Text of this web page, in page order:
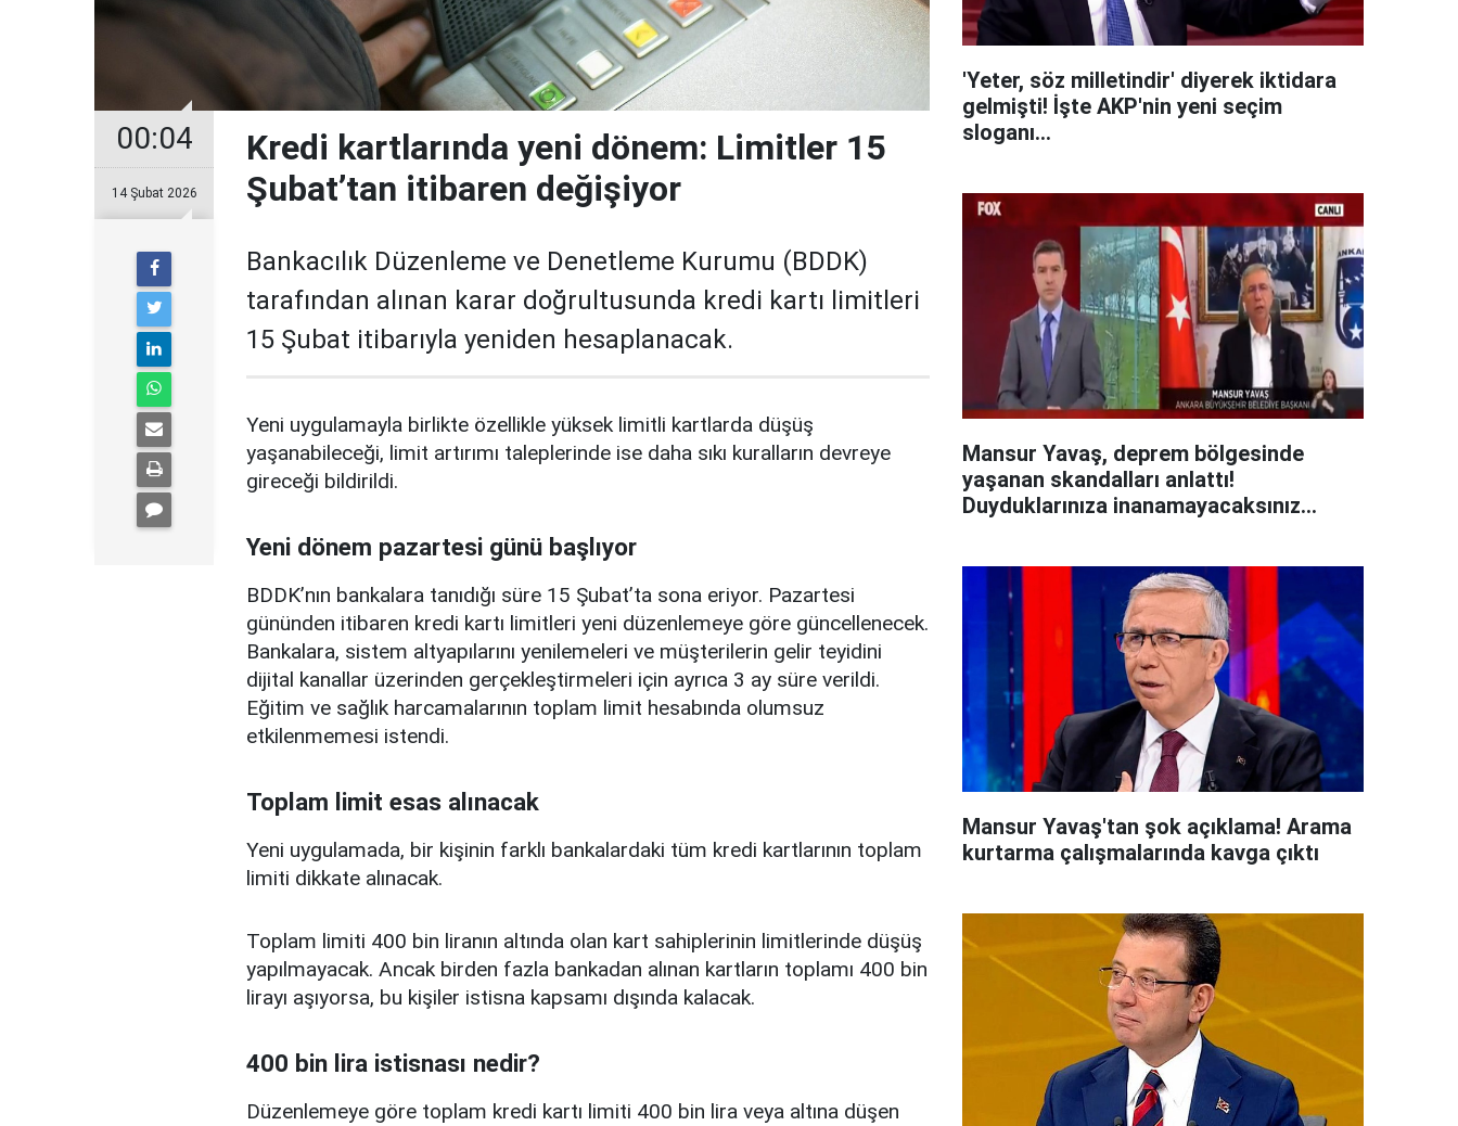
00:04
14 Şubat 2026
Kredi kartlarında yeni dönem: Limitler 15
Şubat’tan itibaren değişiyor
Bankacılık Düzenleme ve Denetleme Kurumu (BDDK)
tarafından alınan karar doğrultusunda kredi kartı limitleri
15 Şubat itibarıyla yeniden hesaplanacak.
Yeni uygulamayla birlikte özellikle yüksek limitli kartlarda düşüş
yaşanabileceği, limit artırımı taleplerinde ise daha sıkı kuralların devreye
gireceği bildirildi.
Yeni dönem pazartesi günü başlıyor
BDDK’nın bankalara tanıdığı süre 15 Şubat’ta sona eriyor. Pazartesi
gününden itibaren kredi kartı limitleri yeni düzenlemeye göre güncellenecek.
Bankalara, sistem altyapılarını yenilemeleri ve müşterilerin gelir teyidini
dijital kanallar üzerinden gerçekleştirmeleri için ayrıca 3 ay süre verildi.
Eğitim ve sağlık harcamalarının toplam limit hesabında olumsuz
etkilenmemesi istendi.
Toplam limit esas alınacak
Yeni uygulamada, bir kişinin farklı bankalardaki tüm kredi kartlarının toplam
limiti dikkate alınacak.
Toplam limiti 400 bin liranın altında olan kart sahiplerinin limitlerinde düşüş
yapılmayacak. Ancak birden fazla bankadan alınan kartların toplamı 400 bin
lirayı aşıyorsa, bu kişiler istisna kapsamı dışında kalacak.
400 bin lira istisnası nedir?
Düzenlemeye göre toplam kredi kartı limiti 400 bin lira veya altına düşen
'Yeter, söz milletindir' diyerek iktidara
gelmişti! İşte AKP'nin yeni seçim
sloganı...
Mansur Yavaş, deprem bölgesinde
yaşanan skandalları anlattı!
Duyduklarınıza inanamayacaksınız...
Mansur Yavaş'tan şok açıklama! Arama
kurtarma çalışmalarında kavga çıktı